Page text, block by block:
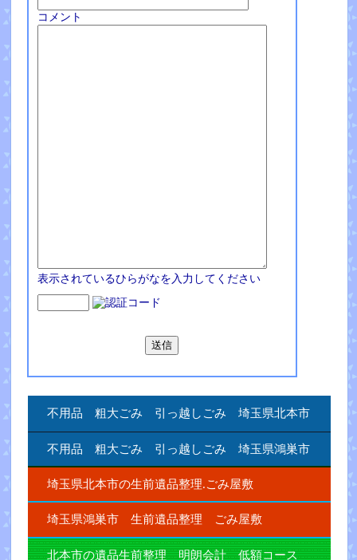
コメント
表示されているひらがなを入力してください
不用品 粗大ごみ 引っ越しごみ 埼玉県北本市
不用品 粗大ごみ 引っ越しごみ 埼玉県鴻巣市
埼玉県北本市の生前遺品整理.ごみ屋敷
埼玉県鴻巣市 生前遺品整理 ごみ屋敷
北本市の遺品生前整理 明朗会計 低額コース